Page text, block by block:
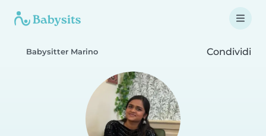
Babysitter Marino Condividi